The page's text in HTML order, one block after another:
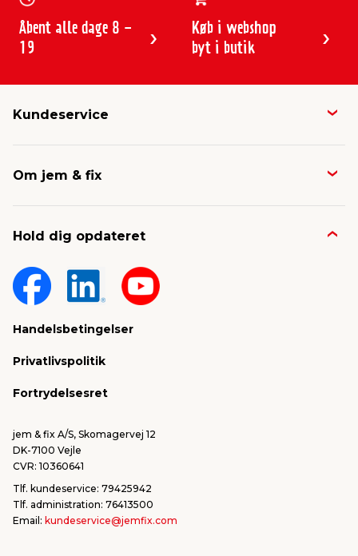
Åbent alle dage 8 -
19
Køb i webshop
byt i butik
Kundeservice
Avisen
Fragt & levering
Om jem & fix
Nyheder & presse
Om jem & fix
Sponsorater & projekter
Hold dig opdateret
Handelsbetingelser
Privatlivspolitik
Fortrydelsesret
jem & fix A/S, Skomagervej 12
DK-7100 Vejle
CVR: 10360641
Tlf. kundeservice: 79425942
Tlf. administration: 76413500
Email: kundeservice@jemfix.com